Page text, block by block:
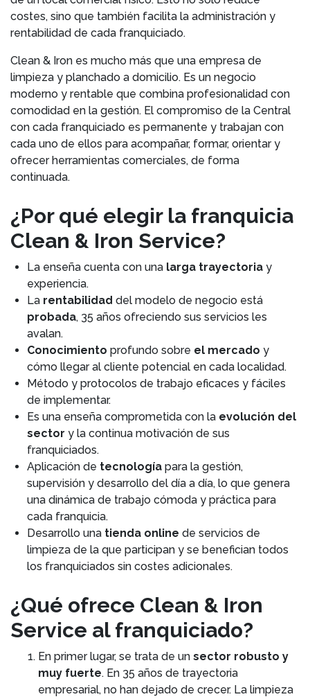
costes, sino que también facilita la administración y
rentabilidad de cada franquiciado.
Clean & Iron es mucho más que una empresa de
limpieza y planchado a domicilio. Es un negocio
moderno y rentable que combina profesionalidad con
comodidad en la gestión. El compromiso de la Central
con cada franquiciado es permanente y trabajan con
cada uno de ellos para acompañar, formar, orientar y
ofrecer herramientas comerciales, de forma
continuada.
¿Por qué elegir la franquicia
Clean & Iron Service?
La enseña cuenta con una larga trayectoria y
experiencia.
La rentabilidad del modelo de negocio está
probada, 35 años ofreciendo sus servicios les
avalan.
Conocimiento profundo sobre el mercado y
cómo llegar al cliente potencial en cada localidad.
Método y protocolos de trabajo eficaces y fáciles
de implementar.
Es una enseña comprometida con la evolución del
sector y la continua motivación de sus
franquiciados.
Aplicación de tecnología para la gestión,
supervisión y desarrollo del día a día, lo que genera
una dinámica de trabajo cómoda y práctica para
cada franquicia.
Desarrollo una tienda online de servicios de
limpieza de la que participan y se benefician todos
los franquiciados sin costes adicionales.
¿Qué ofrece Clean & Iron
Service al franquiciado?
En primer lugar, se trata de un sector robusto y
muy fuerte. En 35 años de trayectoria
empresarial, no han dejado de crecer. La limpieza